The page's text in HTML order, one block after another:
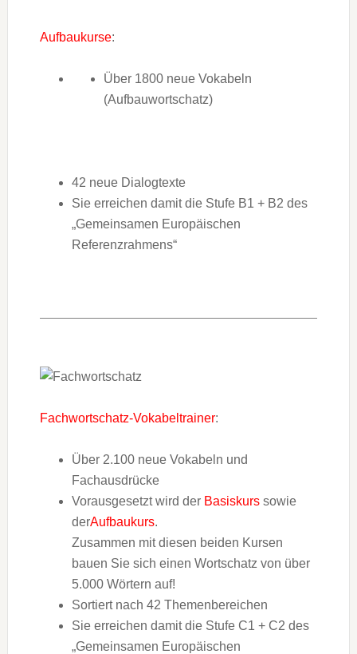
Aufbaukurse:
Über 1800 neue Vokabeln
(Aufbauwortschatz)
42 neue Dialogtexte
Sie erreichen damit die Stufe B1 + B2 des
„Gemeinsamen Europäischen
Referenzrahmens“
Fachwortschatz-Vokabeltrainer:
Über 2.100 neue Vokabeln und
Fachausdrücke
Vorausgesetzt wird der Basiskurssowie
derAufbaukurs.
Zusammen mit diesen beiden Kursen
bauen Sie sich einen Wortschatz von über
5.000 Wörtern auf!
Sortiert nach 42 Themenbereichen
Sie erreichen damit die Stufe C1 + C2 des
„Gemeinsamen Europäischen